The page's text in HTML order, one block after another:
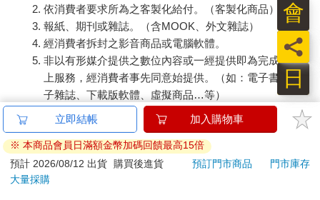
依消費者要求所為之客製化給付。（客製化商品）
報紙、期刊或雜誌。（含MOOK、外文雜誌）
經消費者拆封之影音商品或電腦軟體。
非以有形媒介提供之數位內容或一經提供即為完成之線
上服務，經消費者事先同意始提供。（如：電子書、電
子雜誌、下載版軟體、虛擬商品…等）
已拆封之個人衛生用品。（如：內衣褲、刮鬍刀、除毛
若非上列種類商品，均享有到貨7天的猶豫期（含例假
日）。
辦理退換貨時，商品（組合商品恕無法接受單獨退貨）必須
立即結帳 加入購物車
※ 本商品會員日滿額金幣加碼回饋最高15倍
預計 2026/08/12 出貨
購買後進貨 預訂門市商品
門市庫存
大量採購
日
員
會